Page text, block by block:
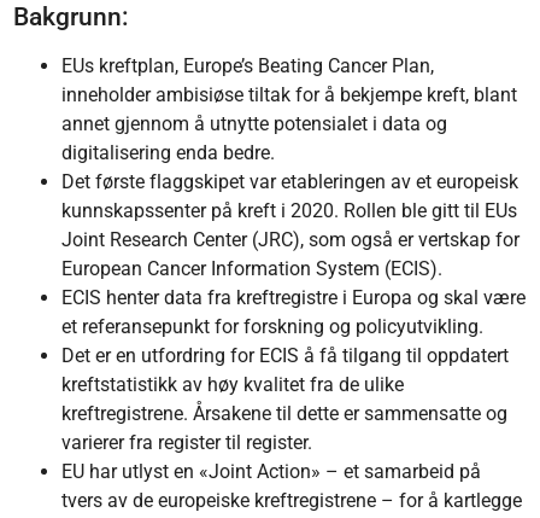
Bakgrunn:
EUs kreftplan, Europe’s Beating Cancer Plan,
inneholder ambisiøse tiltak for å bekjempe kreft, blant
annet gjennom å utnytte potensialet i data og
digitalisering enda bedre.
Det første flaggskipet var etableringen av et europeisk
kunnskapssenter på kreft i 2020. Rollen ble gitt til EUs
Joint Research Center (JRC), som også er vertskap for
European Cancer Information System (ECIS).
ECIS henter data fra kreftregistre i Europa og skal være
et referansepunkt for forskning og policyutvikling.
Det er en utfordring for ECIS å få tilgang til oppdatert
kreftstatistikk av høy kvalitet fra de ulike
kreftregistrene. Årsakene til dette er sammensatte og
varierer fra register til register.
EU har utlyst en «Joint Action» – et samarbeid på
tvers av de europeiske kreftregistrene – for å kartlegge